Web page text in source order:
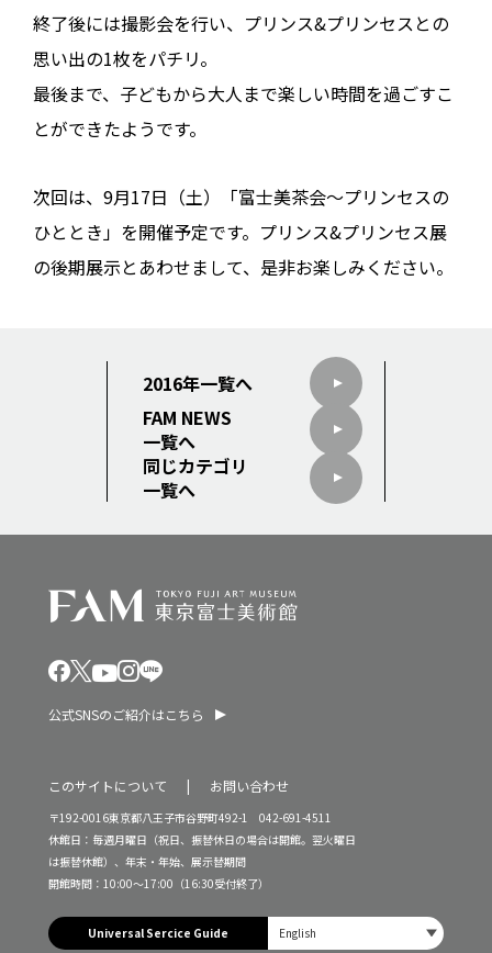
終了後には撮影会を行い、プリンス&プリンセスとの
思い出の1枚をパチリ。
最後まで、子どもから大人まで楽しい時間を過ごすこ
とができたようです。
次回は、9月17日（土）「富士美茶会〜プリンセスの
ひととき」を開催予定です。プリンス&プリンセス展
の後期展示とあわせまして、是非お楽しみください。
2016年一覧へ
FAM NEWS
一覧へ
同じカテゴリ
一覧へ
公式SNSのご紹介はこちら
このサイトについて お問い合わせ
〒192-0016東京都八王子市谷野町492-1 042-691-4511
休館日：毎週月曜日（祝日、振替休日の場合は開館。翌火曜日
は振替休館）、年末・年始、展示替期間
開館時間：10:00～17:00（16:30受付終了）
Universal Sercice Guide